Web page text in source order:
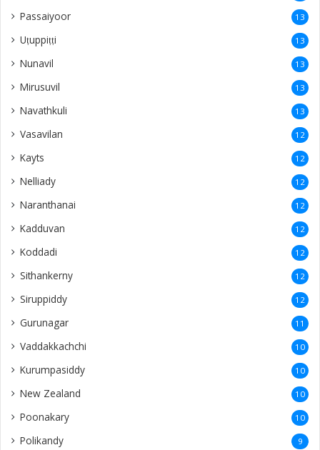
Passaiyoor 13
Uṭuppiṭṭi 13
Nunavil 13
Mirusuvil 13
Navathkuli 13
Vasavilan 12
Kayts 12
Nelliady 12
Naranthanai 12
Kadduvan 12
Koddadi 12
Sithankerny 12
Siruppiddy 12
Gurunagar 11
Vaddakkachchi 10
Kurumpasiddy 10
New Zealand 10
Poonakary 10
Polikandy 9